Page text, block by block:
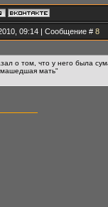
09:14 | Сообщение # 8
о том, что у него была
мать"